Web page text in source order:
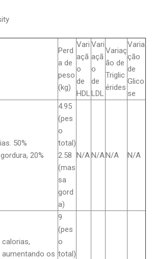
Perd
a de
peso
(kg)
Vari
açã
o
de
HDL
Vari
açã
o
de
LDL
Variaç
ão de
Triglic
érides
Varia
ção
de
Glico
se
50%
20%
4.95
(pes
o
total)
2.58
(mas
sa
gord
a)
N/A N/AN/A N/A
os
9
(pes
o
total)